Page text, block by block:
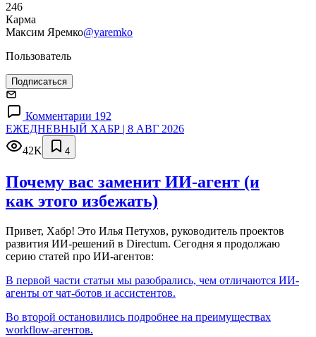
246
Карма
Максим Яремко@yaremko
Пользователь
Подписаться
Комментарии 192
ЕЖЕДНЕВНЫЙ ХАБР | 8 АВГ 2026
42K
4
Почему вас заменит ИИ‑агент (и
как этого избежать)
Привет, Хабр! Это Илья Петухов, руководитель проектов
развития ИИ-решений в Directum. Сегодня я продолжаю
серию статей про ИИ-агентов:
В первой части статьи мы разобрались, чем отличаются ИИ-
агенты от чат-ботов и ассистентов.
Во второй остановились подробнее на преимуществах
workflow-агентов.